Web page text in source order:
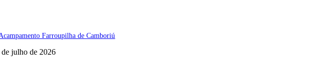
Farroupilha de Camboriú
de julho de 2026